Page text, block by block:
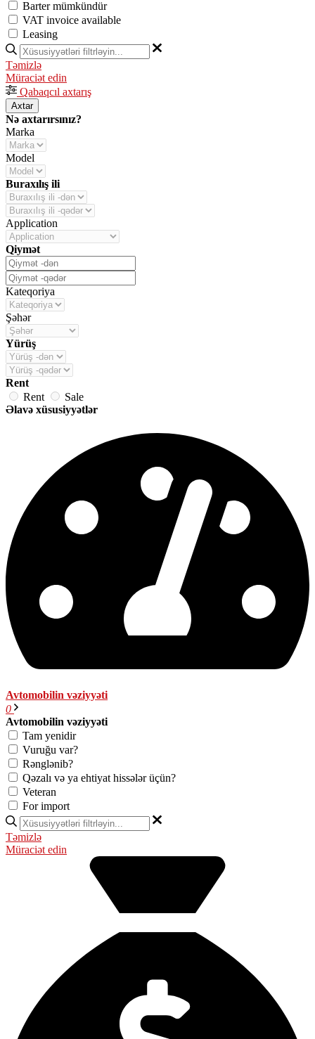
Barter mümkündür
VAT invoice available
Leasing
Təmizlə
Müraciət edin
Qabaqcıl axtarış
Axtar
Nə axtarırsınız?
Marka
Model
Buraxılış ili
Application
Qiymət
Kateqoriya
Şəhər
Yürüş
Rent
Rent
Sale
Əlavə xüsusiyyətlər
Avtomobilin vəziyyəti
0
Avtomobilin vəziyyəti
Tam yenidir
Vuruğu var?
Rənglənib?
Qəzalı və ya ehtiyat hissələr üçün?
Veteran
For import
Təmizlə
Müraciət edin